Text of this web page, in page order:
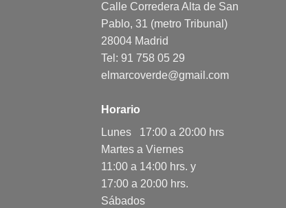
Calle Corredera Alta de San
Pablo, 31 (metro Tribunal)
28004 Madrid
Tel: 91 758 05 29
elmarcoverde@gmail.com
Horario
Lunes 17:00 a 20:00 hrs
Martes a Viernes
11:00 a 14:00 hrs. y
17:00 a 20:00 hrs.
Sábados